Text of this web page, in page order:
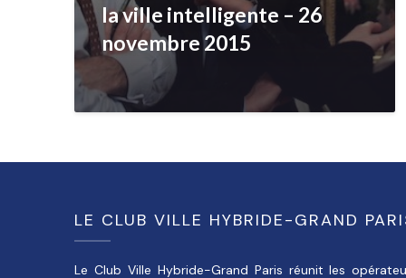
la ville intelligente – 26
novembre 2015
LE CLUB VILLE HYBRIDE-GRAND
Le Club Ville Hybride-Grand Paris réunit les